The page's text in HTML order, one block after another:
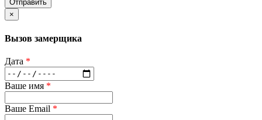
Отправить
×
Вызов замерщика
Дата *
Ваше имя *
Ваше Email *